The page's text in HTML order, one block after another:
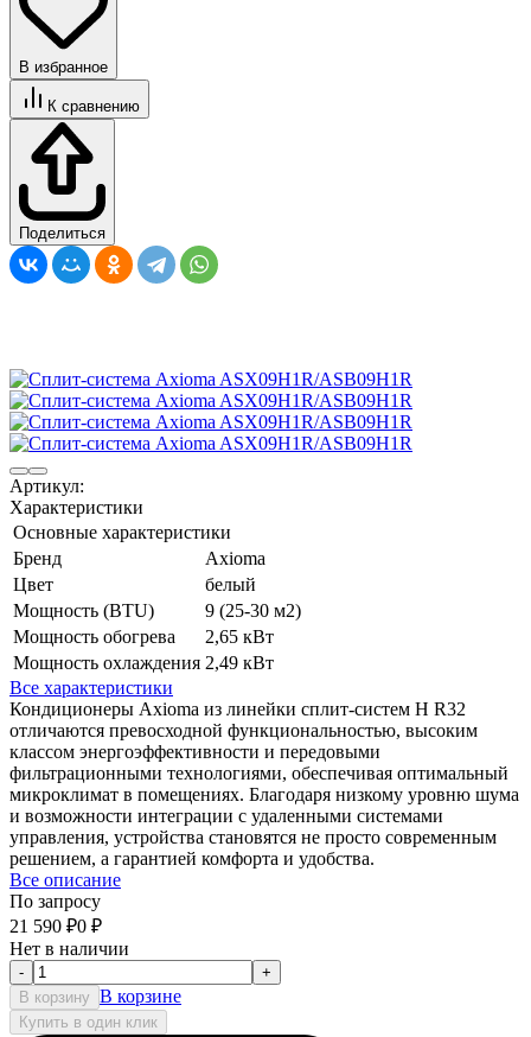
В избранное
К сравнению
Поделиться
Артикул:
Характеристики
Основные характеристики
Бренд
Axioma
Цвет
белый
Мощность (BTU)
9 (25-30 м2)
Мощность обогрева
2,65 кВт
Мощность охлаждения 2,49 кВт
Все характеристики
Кондиционеры Axioma из линейки сплит-систем H R32
отличаются превосходной функциональностью, высоким
классом энергоэффективности и передовыми
фильтрационными технологиями, обеспечивая оптимальный
микроклимат в помещениях. Благодаря низкому уровню шума
и возможности интеграции с удаленными системами
управления, устройства становятся не просто современным
решением, а гарантией комфорта и удобства.
Все описание
По запросу
21 590 ₽0 ₽
Нет в наличии
-
+
В корзину В корзине
Купить в один клик